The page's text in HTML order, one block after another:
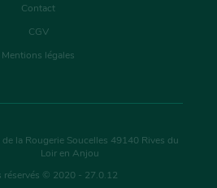
Contact
CGV
Mentions légales
la Rougerie Soucelles 49140 Rives du
Loir en Anjou
réservés © 2020 - 27.0.12